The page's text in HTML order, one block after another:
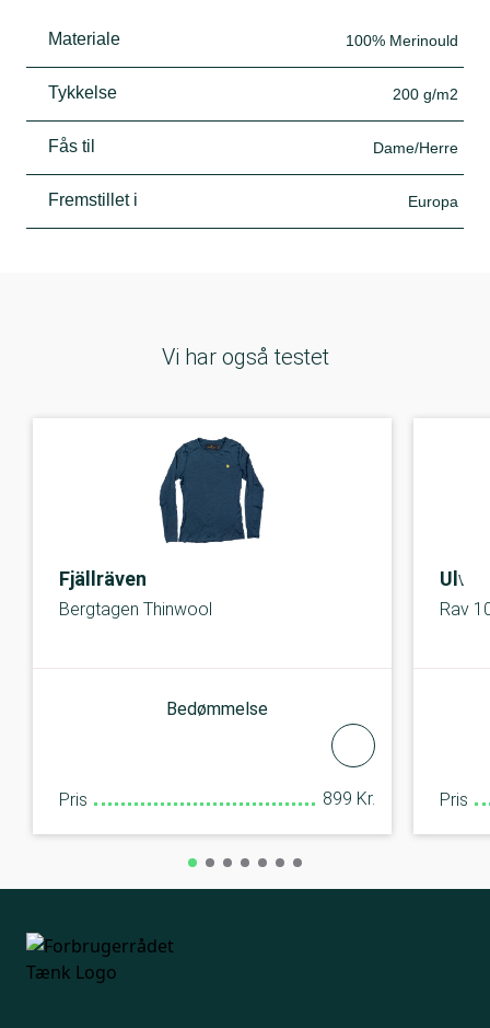
Materiale 100% Merinould
Tykkelse 200 g/m2
Fås til Dame/Herre
Fremstillet i Europa
Vi har også testet
Fjällräven
Bergtagen Thinwool
Bedømmelse
Pris 899 Kr.
Rav
Pris